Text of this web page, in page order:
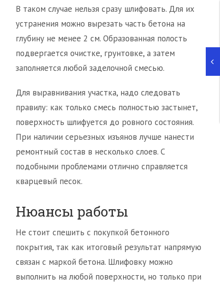
В таком случае нельзя сразу шлифовать. Для их
устранения можно вырезать часть бетона на
глубину не менее 2 см. Образованная полость
подвергается очистке, грунтовке, а затем
заполняется любой заделочной смесью.
Для выравнивания участка, надо следовать
правилу: как только смесь полностью застынет,
поверхность шлифуется до ровного состояния.
При наличии серьезных изъянов лучше нанести
ремонтный состав в несколько слоев. С
подобными проблемами отлично справляется
кварцевый песок.
Нюансы работы
Не стоит спешить с покупкой бетонного
покрытия, так как итоговый результат напрямую
связан с маркой бетона. Шлифовку можно
выполнить на любой поверхности, но только при